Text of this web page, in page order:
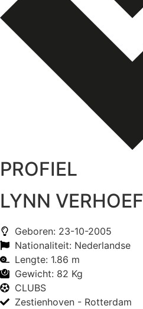
PROFIEL
LYNN VERHOEF
Geboren: 23-10-2005
Nationaliteit: Nederlandse
Lengte: 1.86 m
Gewicht: 82 Kg
CLUBS
Zestienhoven - Rotterdam